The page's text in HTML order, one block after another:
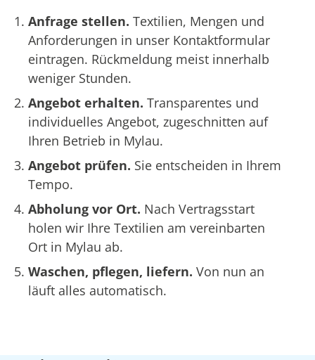
Anfrage stellen. Textilien, Mengen und
Anforderungen in unser Kontaktformular
eintragen. Rückmeldung meist innerhalb
weniger Stunden.
Angebot erhalten. Transparentes und
individuelles Angebot, zugeschnitten auf
Ihren Betrieb in Mylau.
Angebot prüfen. Sie entscheiden in Ihrem
Tempo.
Abholung vor Ort. Nach Vertragsstart
holen wir Ihre Textilien am vereinbarten
Ort in Mylau ab.
Waschen, pflegen, liefern. Von nun an
läuft alles automatisch.